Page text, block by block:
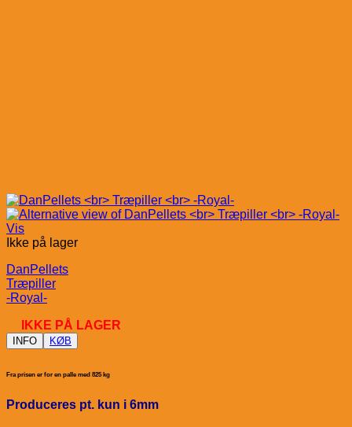
Vis
Ikke på lager
DanPellets
Træpiller
-Royal-
IKKE PÅ LAGER
INFO KØB
Fra prisen er for en palle med 825 kg
Produceres pt. kun i 6mm